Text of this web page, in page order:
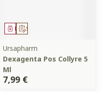
Sur prescription
Médicament
Ursapharm
Dexagenta Pos Collyre 5
Ml
7,99 €